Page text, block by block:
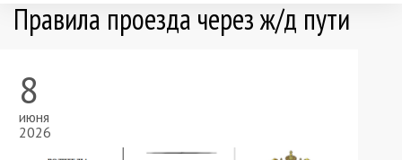
Правила проезда через ж/д пути
8
июня
2026